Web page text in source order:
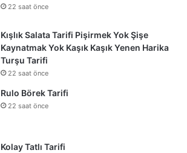
22 saat önce
Kışlık Salata Tarifi Pişirmek Yok Şişe
Kaynatmak Yok Kaşık Kaşık Yenen Harika
Turşu Tarifi
22 saat önce
Rulo Börek Tarifi
22 saat önce
Kolay Tatlı Tarifi